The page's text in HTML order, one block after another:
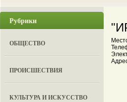
Рубрики
ОБЩЕСТВО
ПРОИСШЕСТВИЯ
КУЛЬТУРА И ИСКУССТВО